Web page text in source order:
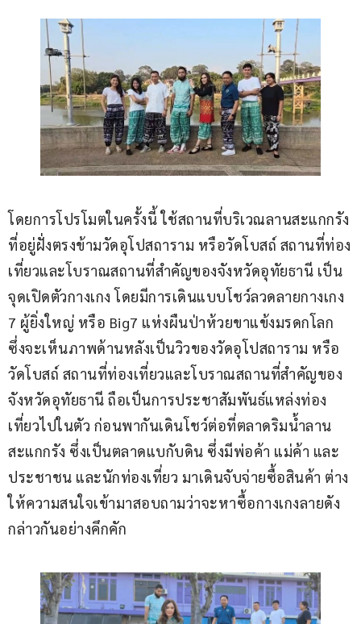
โดยการโปรโมตในครั้งนี้ ใช้สถานที่บริเวณลานสะแกกรัง
ที่อยู่ฝั่งตรงข้ามวัดอุโปสถาราม หรือวัดโบสถ์ สถานที่ท่อง
เที่ยวและโบราณสถานที่สำคัญของจังหวัดอุทัยธานี เป็น
จุดเปิดตัวกางเกง โดยมีการเดินแบบโชว์ลวดลายกางเกง
7 ผู้ยิ่งใหญ่ หรือ Big7 แห่งผืนป่าห้วยขาแข้งมรดกโลก
ซึ่งจะเห็นภาพด้านหลังเป็นวิวของวัดอุโปสถาราม หรือ
วัดโบสถ์ สถานที่ท่องเที่ยวและโบราณสถานที่สำคัญของ
จังหวัดอุทัยธานี ถือเป็นการประชาสัมพันธ์แหล่งท่อง
เที่ยวไปในตัว ก่อนพากันเดินโชว์ต่อที่ตลาดริมน้ำลาน
สะแกกรัง ซึ่งเป็นตลาดแบกับดิน ซึ่งมีพ่อค้า แม่ค้า และ
ประชาชน และนักท่องเที่ยว มาเดินจับจ่ายซื้อสินค้า ต่าง
ให้ความสนใจเข้ามาสอบถามว่าจะหาซื้อกางเกงลายดัง
กล่าวกันอย่างคึกคัก